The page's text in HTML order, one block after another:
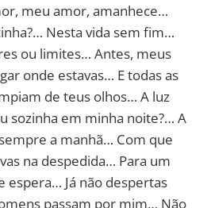
meu amor, amanhece…
Nesta vida sem fim…
ou limites… Antes, meus
onde estavas… E todas as
de teus olhos… A luz
sozinha em minha noite?… A
a manhã… Com que
na despedida… Para um
espera… Já não despertas
passam por mim… Não